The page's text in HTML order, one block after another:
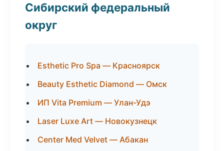
Сибирский федеральный
округ
Esthetic Pro Spa — Красноярск
Beauty Esthetic Diamond — Омск
ИП Vita Premium — Улан-Удэ
Laser Luxe Art — Новокузнецк
Center Med Velvet — Абакан